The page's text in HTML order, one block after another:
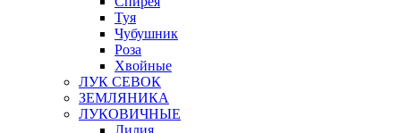
Туя
Чубушник
Роза
Хвойные
ЛУК СЕВОК
ЗЕМЛЯНИКА
ЛУКОВИЧНЫЕ